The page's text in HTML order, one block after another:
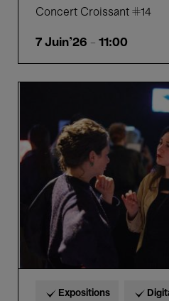
Concert Croissant #14
7 Juin'26 - 11:00
Nyen
Expositions